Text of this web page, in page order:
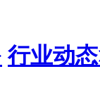
行业动